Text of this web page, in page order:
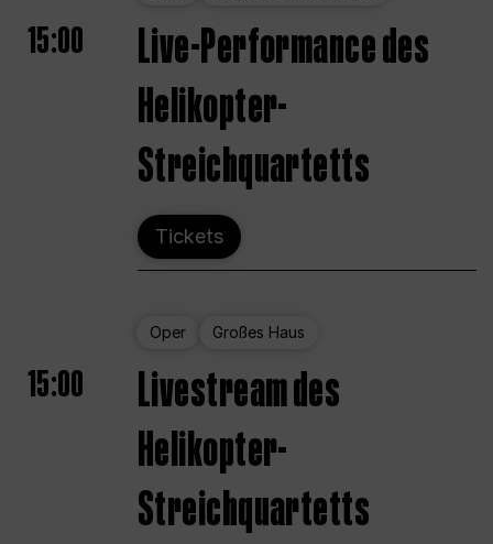
15:00
Live-Performance des
Helikopter-
Streichquartetts
Tickets
Oper Großes Haus
15:00
Livestream des
Helikopter-
Streichquartetts